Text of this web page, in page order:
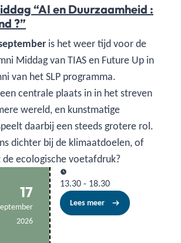
“AI en Duurzaamheid :
?”
is het weer tijd voor de
Middag van TIAS en Future Up in
van het SLP programma.
centrale plaats in in het streven
wereld, en kunstmatige
daarbij een steeds grotere rol.
dichter bij de klimaatdoelen, of
ecologische voetafdruk?
17
2026
13.30 - 18.30
Lees meer